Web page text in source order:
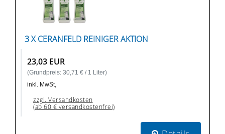
3 X CERANFELD REINIGER AKTION
23,03 EUR
(Grundpreis: 30,71 € / 1 Liter)
inkl. MwSt,
zzgl. Versandkosten
(ab 60 € versandkostenfrei)